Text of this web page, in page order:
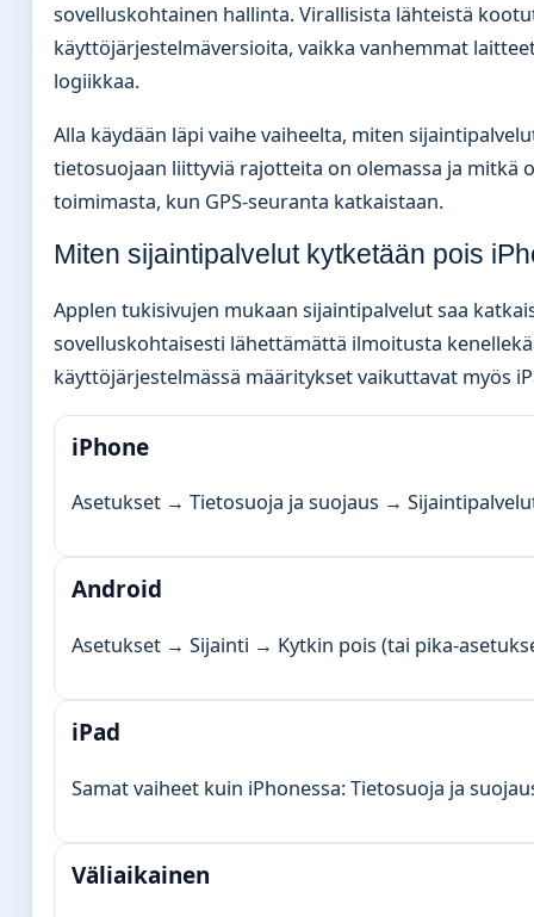
sovelluskohtainen hallinta. Virallisista lähteistä
käyttöjärjestelmäversioita, vaikka vanhemmat
logiikkaa.
Alla käydään läpi vaihe vaiheelta, miten
tietosuojaan liittyviä rajotteita on olemassa ja mitkä
toimimasta, kun GPS-seuranta katkaistaan.
Miten sijaintipalvelut kytketään pois
Applen tukisivujen mukaan sijaintipalvelut saa
sovelluskohtaisesti lähettämättä ilmoitusta
käyttöjärjestelmässä määritykset vaikuttavat myös
iPhone
Asetukset → Tietosuoja ja suojaus →
Android
Asetukset → Sijainti → Kytkin pois (tai pika-
iPad
Samat vaiheet kuin iPhonessa: Tietosuoja ja
Väliaikainen